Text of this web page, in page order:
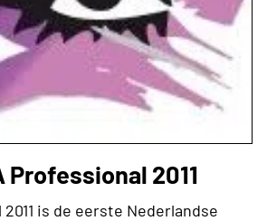
Professional 2011
is de eerste Nederlandse